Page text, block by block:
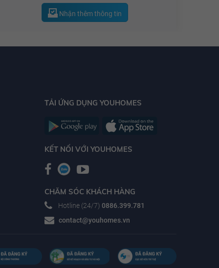
Nhận thêm thông tin
TẢI ỨNG DỤNG YOUHOMES
KẾT NỐI VỚI YOUHOMES
CHĂM SÓC KHÁCH HÀNG
Hotline (24/7) 0886.399.781
contact@youhomes.vn